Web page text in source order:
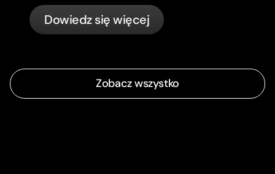
phishing, kontrolę kart, aż po to, co
bunq załatwia automatycznie.
Dowiedz się więcej
Zobacz wszystko